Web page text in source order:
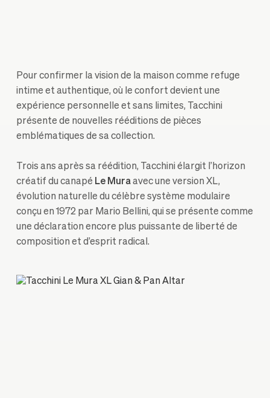
Pour confirmer la vision de la maison comme refuge
intime et authentique, où le confort devient une
expérience personnelle et sans limites, Tacchini
présente de nouvelles rééditions de pièces
emblématiques de sa collection.
Trois ans après sa réédition, Tacchini élargit l’horizon
créatif du canapé Le Muraavec une version XL,
évolution naturelle du célèbre système modulaire
conçu en 1972 par Mario Bellini, qui se présente comme
une déclaration encore plus puissante de liberté de
composition et d’esprit radical.